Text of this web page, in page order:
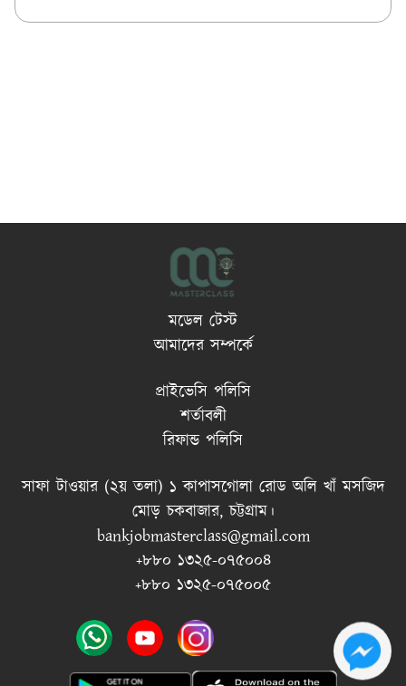
মডেল টেস্ট
আমাদের সম্পর্কে
প্রাইভেসি পলিসি
শর্তাবলী
রিফান্ড পলিসি
সাফা টাওয়ার (২য় তলা) ১ কাপাসগোলা রোড অলি খাঁ মসজিদ
মোড় চকবাজার, চট্টগ্রাম।
bankjobmasterclass@gmail.com
+৮৮০ ১৩২৫-০৭৫০০৪
+৮৮০ ১৩২৫-০৭৫০০৫